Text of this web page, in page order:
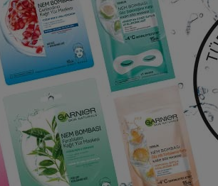
Açık Ton